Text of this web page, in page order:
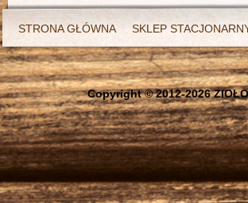
STRONA GŁÓWNA SKLEP
Copyright © 2012-2026